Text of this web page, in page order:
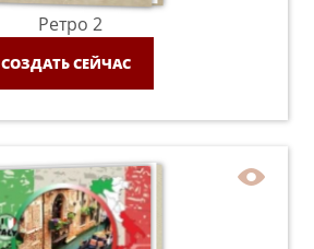
Ретро 2
СОЗДАТЬ СЕЙЧАС